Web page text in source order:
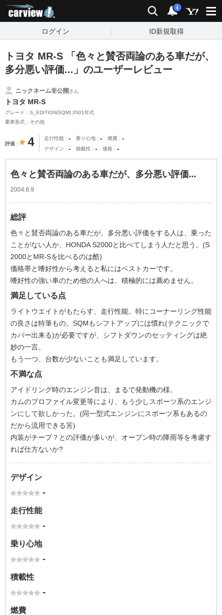
検索 通知
i
ログイン ID新規取得
トヨタ MR-S 「色々と賛否両論のある車だが、
多分悪い評価...」のユーザーレビュー
ニックネーム非公開さん
トヨタ MR-S
グレード：S_EDITION(SQM) 2001年式
乗車形式：その他
評価 4 走行性能 - 乗り心地 - 燃費 -
デザイン - 積載性 - 価格 -
色々と賛否両論のある車だが、多分悪い評価...
2004.6.9
総評
色々と賛否両論のある車だが、多分悪い評価をする人は、乗った
ことがない人か、HONDA S2000と比べてしまう人だと思う。(S
2000とMR-Sを比べるのは酷)
価格帯と嗜好性から考えると私にはベストカーです。
嗜好性の強い車のため他の人へは、積極的には薦めません。
満足している点
ライトウエイトがもたらす、走行性能。特にコーナーリング性能
の良さは特筆もの。SQMもシフトアップには慣れ(テクニックで
カバー出来る)が必要ですが、シフトダウンのセッティングは絶
妙の一言。
もう一つ、台数が少ないことも満足しています。
不満な点
アイドリング時のエンジン音は、まるで発動機の様。
カムのプロファイル変更等により、もう少しスポーツ系のエンジ
ンにして欲しかった。(同一型式エンジンにスポーツ系もあるの
だから流用できる筈)
内装がチープ？との評価が多いが、オープン時の降雨等を考慮す
れば仕方ないか?
デザイン
-
走行性能
-
乗り心地
-
積載性
-
燃費